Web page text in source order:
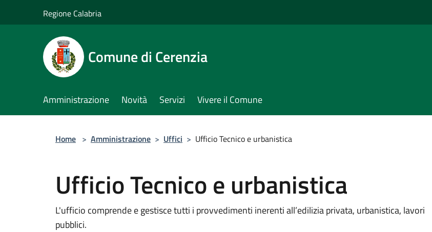
Regione Calabria
Comune di Cerenzia
Amministrazione Novità Servizi Vivere il Comune
Home > Amministrazione > Uffici > Ufficio Tecnico e urbanistica
Ufficio Tecnico e urbanistica
L'ufficio comprende e gestisce tutti i provvedimenti inerenti all’edilizia privata, urbanistica, lavori
pubblici.